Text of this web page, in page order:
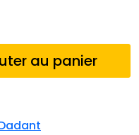
au panier